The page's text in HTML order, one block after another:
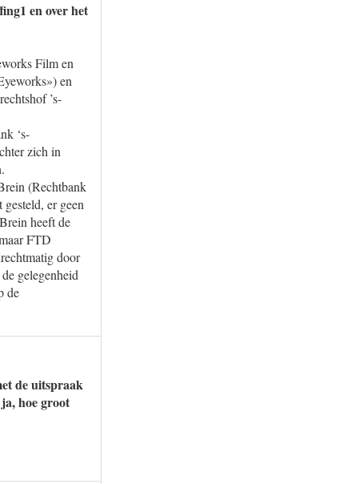
en over het
Film en
en
’s-
‘s-
zich in
(Rechtbank
er geen
heeft de
FTD
door
gelegenheid
de
de uitspraak
hoe groot